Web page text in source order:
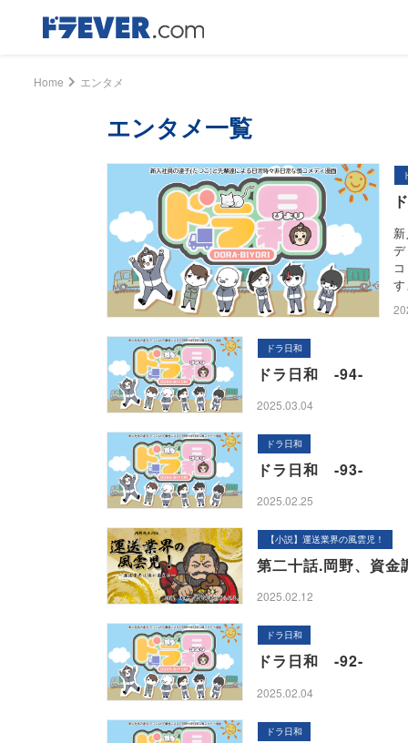
Home エンタメ
エンタメ一覧
ドラ日和
ドラ日和 -94-
2025.03.04
ドラ日和
ドラ日和 -93-
2025.02.25
【小説】運送業界の風雲児！
第二十話.岡野、資金
2025.02.12
ドラ日和
ドラ日和 -92-
2025.02.04
ドラ日和